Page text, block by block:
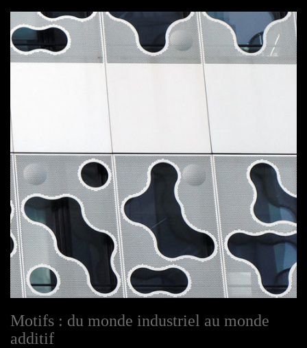
Motifs : du monde industriel au monde
additif